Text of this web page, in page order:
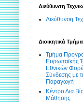
Διεύθυνση
Διεύθυνση
Διοικητικά
Τμήμα
Ευρωπαϊκής
Εθνικών
Σύνδεσης με
Παραγωγή
Κέντρο Δια
Μάθησης